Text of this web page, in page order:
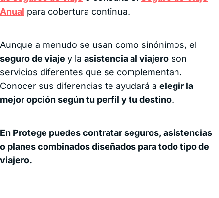
Anual para cobertura continua.
Aunque a menudo se usan como sinónimos, el
seguro de viaje y la asistencia al viajero son
servicios diferentes que se complementan.
Conocer sus diferencias te ayudará a elegir la
mejor opción según tu perfil y tu destino.
En Protege puedes contratar seguros, asistencias
o planes combinados diseñados para todo tipo de
viajero.